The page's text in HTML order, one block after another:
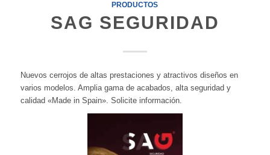
PRODUCTOS
SAG SEGURIDAD
Nuevos cerrojos de altas prestaciones y atractivos diseños en
varios modelos. Amplia gama de acabados, alta seguridad y
calidad «Made in Spain». Solicite información.